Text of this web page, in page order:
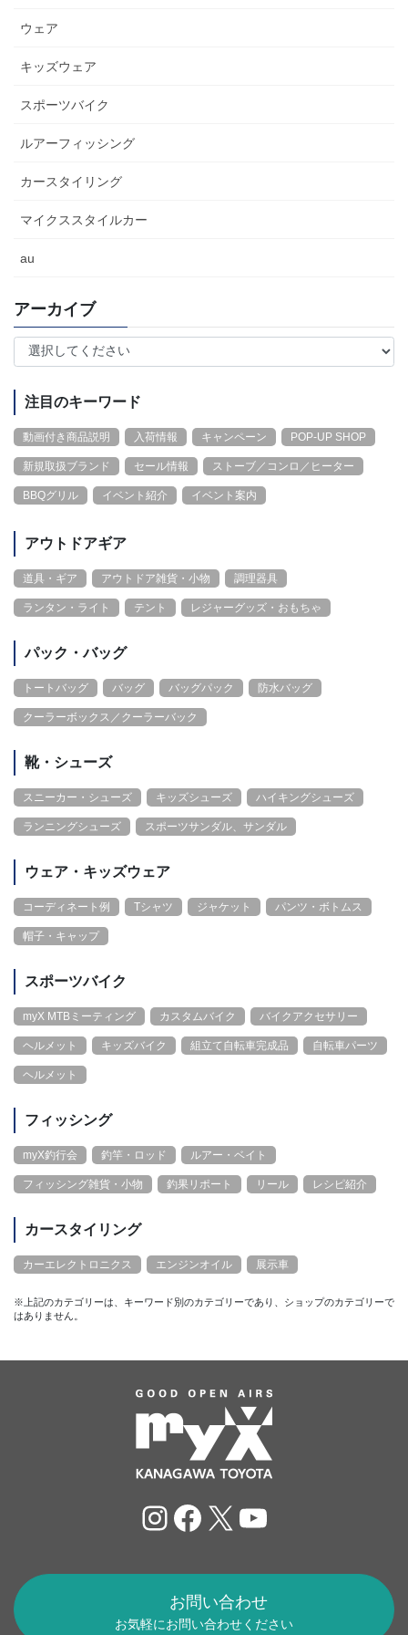
ウェア
キッズウェア
スポーツバイク
ルアーフィッシング
カースタイリング
マイクススタイルカー
au
アーカイブ
注目のキーワード
動画付き商品説明 入荷情報 キャンペーン POP-UP SHOP
新規取扱ブランド セール情報 ストーブ／コンロ／ヒーター
BBQグリル イベント紹介 イベント案内
アウトドアギア
道具・ギア アウトドア雑貨・小物 調理器具
ランタン・ライト テント レジャーグッズ・おもちゃ
パック・バッグ
トートバッグ バッグ バッグパック 防水バッグ
クーラーボックス／クーラーバック
靴・シューズ
スニーカー・シューズ キッズシューズ ハイキングシューズ
ランニングシューズ スポーツサンダル、サンダル
ウェア・キッズウェア
コーディネート例 Tシャツ ジャケット パンツ・ボトムス
帽子・キャップ
スポーツバイク
myX MTBミーティング カスタムバイク バイクアクセサリー
ヘルメット キッズバイク 組立て自転車完成品 自転車パーツ
ヘルメット
フィッシング
myX釣行会 釣竿・ロッド ルアー・ベイト
フィッシング雑貨・小物 釣果リポート リール レシピ紹介
カースタイリング
カーエレクトロニクス エンジンオイル 展示車
※上記のカテゴリーは、キーワード別のカテゴリーであり、ショップのカテゴリーで
はありません。
Instagram
Facebook
X YouTube
お問い合わせ
お気軽にお問い合わせください